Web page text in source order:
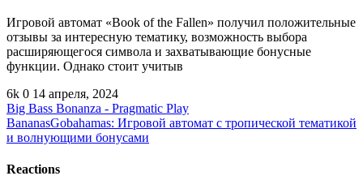
Игровой автомат «Book of the Fallen» получил положительные
отзывы за интересную тематику, возможность выбора
расширяющегося символа и захватывающие бонусные
функции. Однако стоит учитыв
6k 0 14 апреля, 2024
Big Bass Bonanza - Pragmatic Play
BananasGobahamas: Игровой автомат с тропической тематикой
и волнующими бонусами
Reactions